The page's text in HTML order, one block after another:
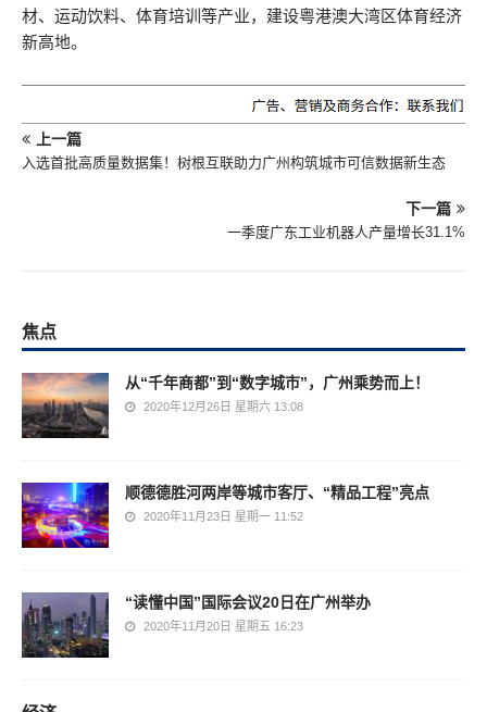
材、运动饮料、体育培训等产业，建设粤港澳大湾区体育经济
新高地。
上一篇
入选首批高质量数据集！树根互联助力广州构筑城市可信数据新生态
下一篇
一季度广东工业机器人产量增长31.1%
焦点
从“千年商都”到“数字城市”，广州乘势而上！
2020年12月26日 星期六 13:08
顺德德胜河两岸等城市客厅、“精品工程”亮点
2020年11月23日 星期一 11:52
“读懂中国”国际会议20日在广州举办
2020年11月20日 星期五 16:23